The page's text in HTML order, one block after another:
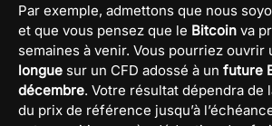
Par exemple, admettons que nous
et que vous pensez que le Bitcoin va
semaines à venir. Vous pourriez ouvrir
longue sur un CFD adossé à un future
décembre. Votre résultat dépendra de
du prix de référence jusqu’à